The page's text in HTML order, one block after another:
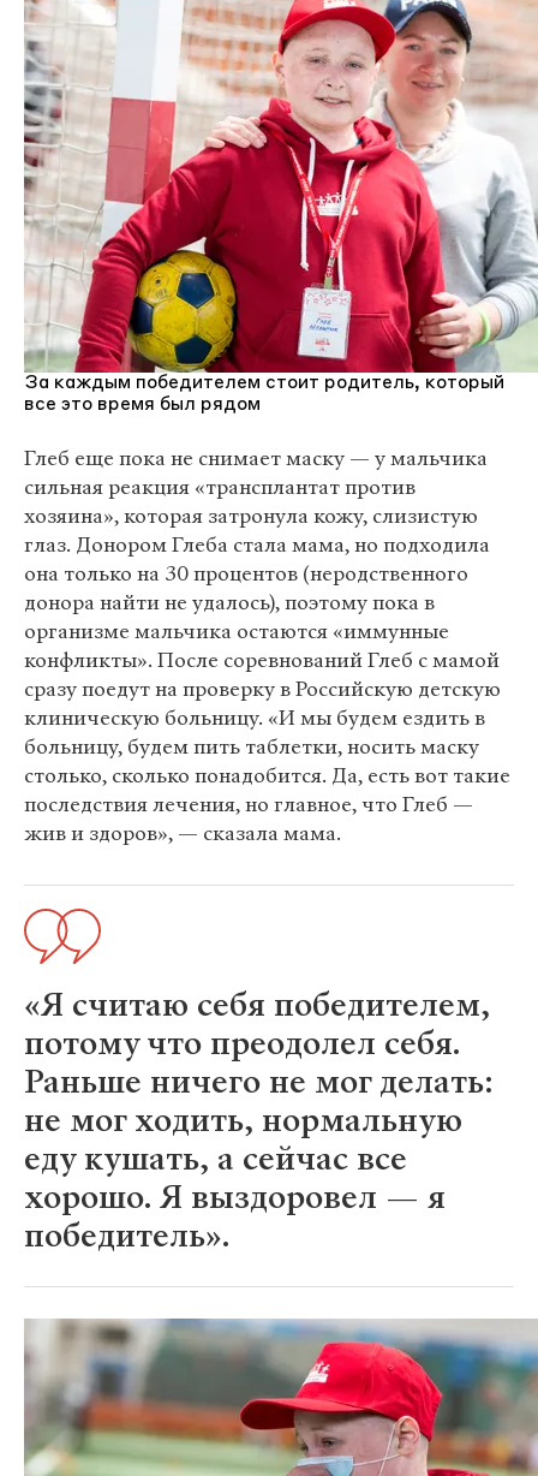
За каждым победителем стоит родитель, который
все это время был рядом
Глеб еще пока не снимает маску — у мальчика
сильная реакция «трансплантат против
хозяина», которая затронула кожу, слизистую
глаз. Донором Глеба стала мама, но подходила
она только на 30 процентов (неродственного
донора найти не удалось), поэтому пока в
организме мальчика остаются «иммунные
конфликты». После соревнований Глеб с мамой
сразу поедут на проверку в Российскую детскую
клиническую больницу. «И мы будем ездить в
больницу, будем пить таблетки, носить маску
столько, сколько понадобится. Да, есть вот такие
последствия лечения, но главное, что Глеб —
жив и здоров», — сказала мама.
«Я считаю себя победителем,
потому что преодолел себя.
Раньше ничего не мог делать:
не мог ходить, нормальную
еду кушать, а сейчас все
хорошо. Я выздоровел — я
победитель».